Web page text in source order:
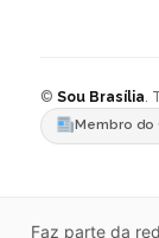
© Sou Brasília
Membro do
Faz parte da